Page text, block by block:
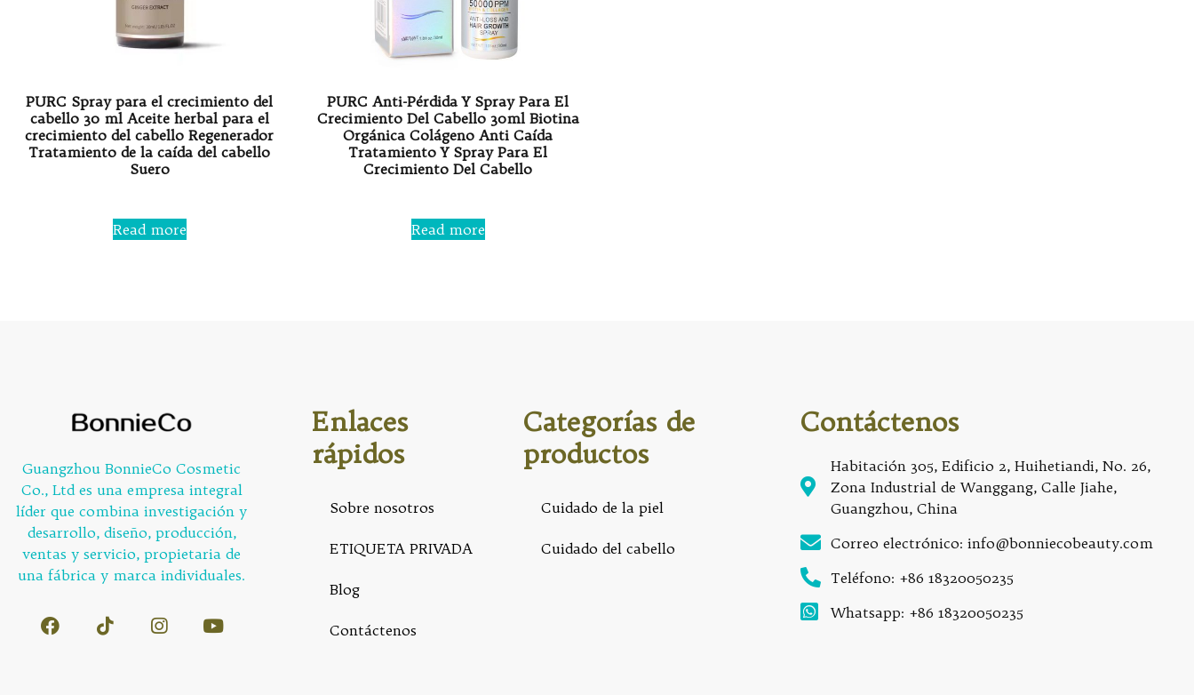
PURC Spray para el crecimiento del
cabello 30 ml Aceite herbal para el
crecimiento del cabello Regenerador
Tratamiento de la caída del cabello
Suero
0
out
of
Read more
PURC Anti-Pérdida Y Spray Para El
Crecimiento Del Cabello 30ml Biotina
Orgánica Colágeno Anti Caída
Tratamiento Y Spray Para El
Crecimiento Del Cabello
0
out
of
Read more
Guangzhou BonnieCo Cosmetic
Co., Ltd es una empresa integral
líder que combina investigación y
desarrollo, diseño, producción,
ventas y servicio, propietaria de
una fábrica y marca individuales.
Enlaces
rápidos
Sobre nosotros
ETIQUETA PRIVADA
Blog
Contáctenos
Categorías de
productos
Cuidado de la piel
Cuidado del cabello
Contáctenos
Habitación 305, Edificio 2, Huihetiandi, No. 26,
Zona Industrial de Wanggang, Calle Jiahe,
Guangzhou, China
Correo electrónico: info@bonniecobeauty.com
Teléfono: +86 18320050235
Whatsapp: +86 18320050235